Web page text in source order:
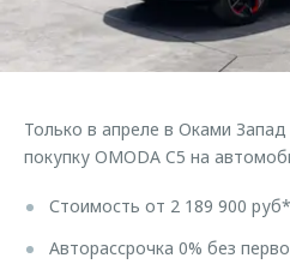
Страхование
Кредитный калькулятор
Одежда и сувениры
Руководства по эксплуатации
Клиентская поддержка
Клуб владельцев OMODA
Аксессуары
Обратная связь
Только в апреле в Оками
покупку OMODA C5 на
Стоимость от 2 189 900 руб*
Авторассрочка 0% без